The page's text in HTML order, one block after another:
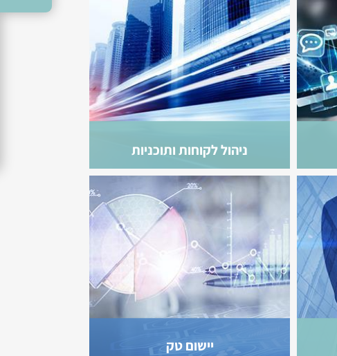
ניהול לקוחות ותוכניות
נאמנות
יישום טק